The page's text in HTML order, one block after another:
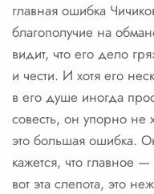
главная ошибка
благополучие на
видит, что его дело
и чести. И хотя его
в его душе иногда
совесть, он упорно не
это большая ошибка.
кажется, что главное
вот эта слепота, это